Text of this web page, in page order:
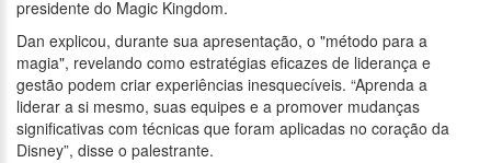
presidente do Magic Kingdom.
Dan explicou, durante sua apresentação, o "método para a
magia", revelando como estratégias eficazes de liderança e
gestão podem criar experiências inesquecíveis. “Aprenda a
liderar a si mesmo, suas equipes e a promover mudanças
significativas com técnicas que foram aplicadas no coração da
Disney”, disse o palestrante.